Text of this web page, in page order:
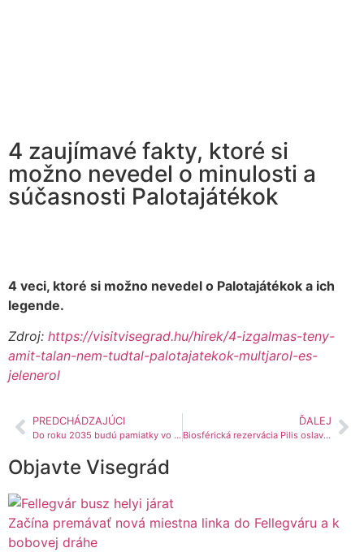
4 zaujímavé fakty, ktoré si
možno nevedel o minulosti a
súčasnosti Palotajátékok
4 veci, ktoré si možno nevedel o Palotajátékok a ich
legende.
Zdroj: https://visitvisegrad.hu/hirek/4-izgalmas-teny-
amit-talan-nem-tudtal-palotajatekok-multjarol-es-
jelenerol
PREDCHÁDZAJÚCI
Do roku 2035 budú pamiatky vo Visegráde úplne obnovené
ĎALEJ
Biosférická rezervácia Pilis oslavuje 40. výročie
Objavte Visegrád
Začína premávať nová miestna linka do Fellegváru a k
bobovej dráhe